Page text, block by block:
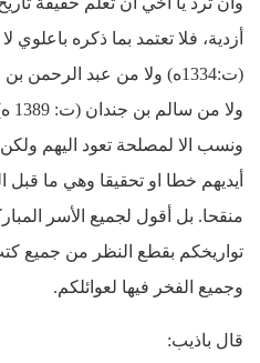
أزدية، فلا تعتمد بما ذكره
ونسب الا لمصلحة تعود اليهم
أيديهم خطا او تحقيقا وهي ما
منقحا. بل أقول لجميع الأسر
تواريخكم بقطع النظر من جميع
وجميع الفخر فيها لعوائلكم.
قال باذيب: